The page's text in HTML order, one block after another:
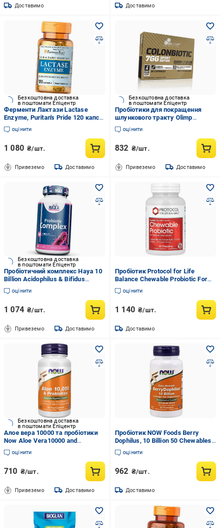
Доставимо Доставимо
Безкоштовна доставка
в поштомати Епіцентр
Ферменти Лактази Lactase
Enzyme, Puritan's Pride 120 капс.
(69367002)
оцінити
1 080 ₴/шт.
Привеземо Доставимо
Безкоштовна доставка
в поштомати Епіцентр
Пробіотики для покращення
шлункового тракту Olimp
Nutrition Colonbiotic 7GG Sport
Edition 30 капс. (69283001)
оцінити
832 ₴/шт.
Привеземо Доставимо
Безкоштовна доставка
в поштомати Епіцентр
Пробіотичний комплекс Haya 10
Billion Acidophilus & Bifidus
Probiotic Complex 30 капс.
(69405006)
оцінити
1 074 ₴/шт.
Привеземо Доставимо
Пробіотик Protocol for Life
Balance Chewable Probiotic For
Children and Adults 2 Billion 90
Chewables (23712963)
оцінити
1 140 ₴/шт.
Доставимо
Безкоштовна доставка
в поштомати Епіцентр
Алое вера 10000 та пробіотики
Now Aloe Vera10000 and
Probiotics 60 vcaps (3004)
оцінити
710 ₴/шт.
Привеземо Доставимо
Пробіотик NOW Foods Berry
Dophilus, 10 Billion 50 Chewables
Berry Flavor
оцінити
962 ₴/шт.
Доставимо